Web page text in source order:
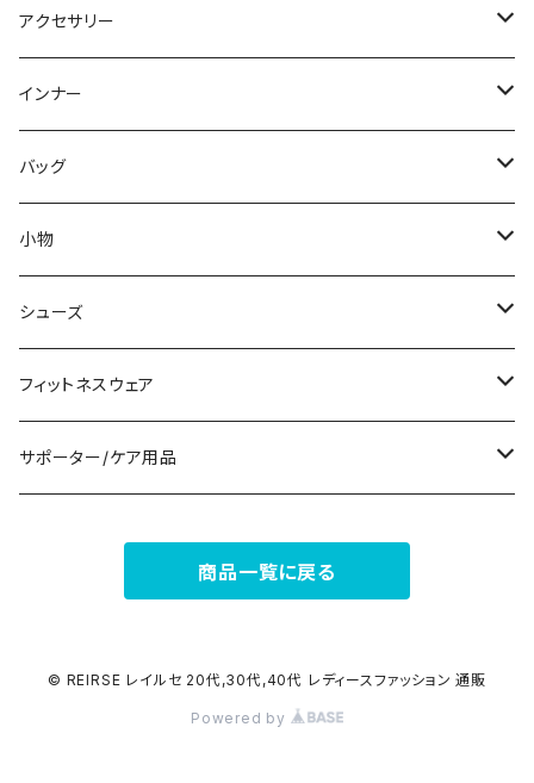
パーカー
スウェット/トレーナー
その他
その他
オールインワン
ワンピース
ラッシュガード
その他
ミディアム/ミモレ
ロング/マキシ
袖付き
ノースリーブ
パンツドレス
ナイトドレス
その他
パンツスーツ
スカートスーツ
その他
アクセサリー
ネックレス
ブレスレット
ピアス
コサージュ
リング
その他
インナー
ブラ/ブラトップ/ベアトップ
ショーツ
タンクトップ/キャミソール
半袖/5分
7分/長袖
ペチコート/ペチパンツ
その他
バッグ
サブバッグ
クラッチバッグ
トートバッグ
ショルダーバッグ
カジュアルバッグ
バックパック
小物
マフラー/スカーフ/ストール
財布
アクセサリーケース
シューズ
スニーカー
ブーツ
その他
フィットネスウェア
セット販売
タイツ
サポーター/ケア用品
商品一覧に戻る
© REIRSE レイルセ 20代,30代,40代 レディースファッション 通販
Powered by